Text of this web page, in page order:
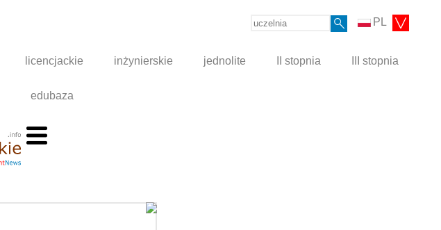
PL
licencjackie inżynierskie jednolite II stopnia III stopnia
edubaza